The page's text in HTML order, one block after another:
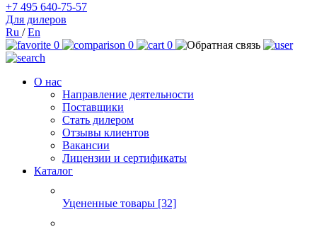
+7 495 640-75-57
Для дилеров
Ru /En
0
0 0
О нас
Направление деятельности
Поставщики
Стать дилером
Отзывы клиентов
Вакансии
Лицензии и сертификаты
Каталог
Уцененные товары [32]